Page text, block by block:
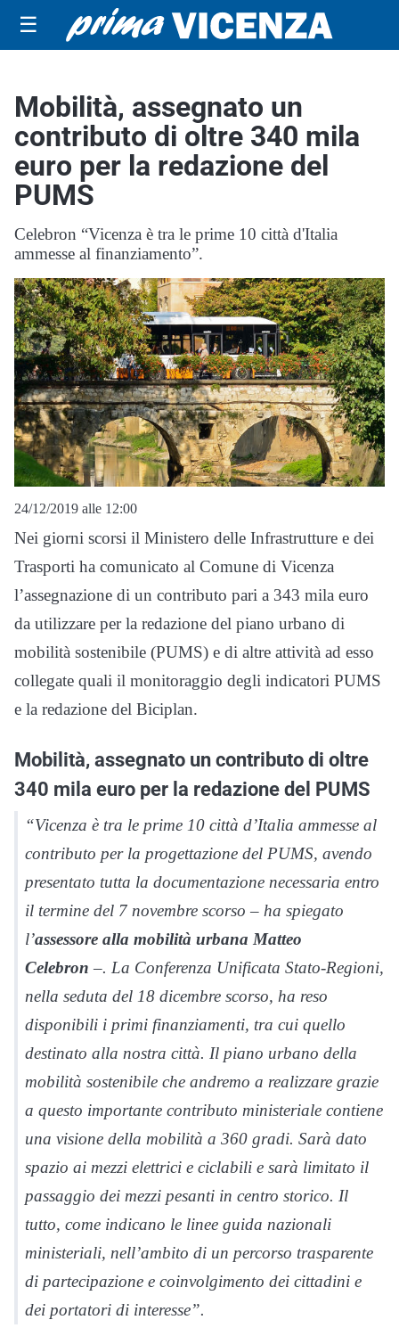
☰
Mobilità, assegnato un
contributo di oltre 340 mila
euro per la redazione del
PUMS
Celebron “Vicenza è tra le prime 10 città d'Italia
ammesse al finanziamento”.
24/12/2019 alle 12:00
Nei giorni scorsi il Ministero delle Infrastrutture e dei
Trasporti ha comunicato al Comune di Vicenza
l’assegnazione di un contributo pari a 343 mila euro
da utilizzare per la redazione del piano urbano di
mobilità sostenibile (PUMS) e di altre attività ad esso
collegate quali il monitoraggio degli indicatori PUMS
e la redazione del Biciplan.
Mobilità, assegnato un contributo di oltre
340 mila euro per la redazione del PUMS
“Vicenza è tra le prime 10 città d’Italia ammesse al
contributo per la progettazione del PUMS, avendo
presentato tutta la documentazione necessaria entro
il termine del 7 novembre scorso – ha spiegato
l’assessore alla mobilità urbana Matteo
Celebron –. La Conferenza Unificata Stato-Regioni,
nella seduta del 18 dicembre scorso, ha reso
disponibili i primi finanziamenti, tra cui quello
destinato alla nostra città. Il piano urbano della
mobilità sostenibile che andremo a realizzare grazie
a questo importante contributo ministeriale contiene
una visione della mobilità a 360 gradi. Sarà dato
spazio ai mezzi elettrici e ciclabili e sarà limitato il
passaggio dei mezzi pesanti in centro storico. Il
tutto, come indicano le linee guida nazionali
ministeriali, nell’ambito di un percorso trasparente
di partecipazione e coinvolgimento dei cittadini e
dei portatori di interesse”.